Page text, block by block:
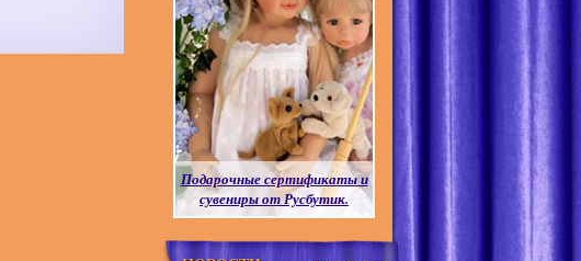
Подарочные сертификаты и
сувениры от Русбутик.